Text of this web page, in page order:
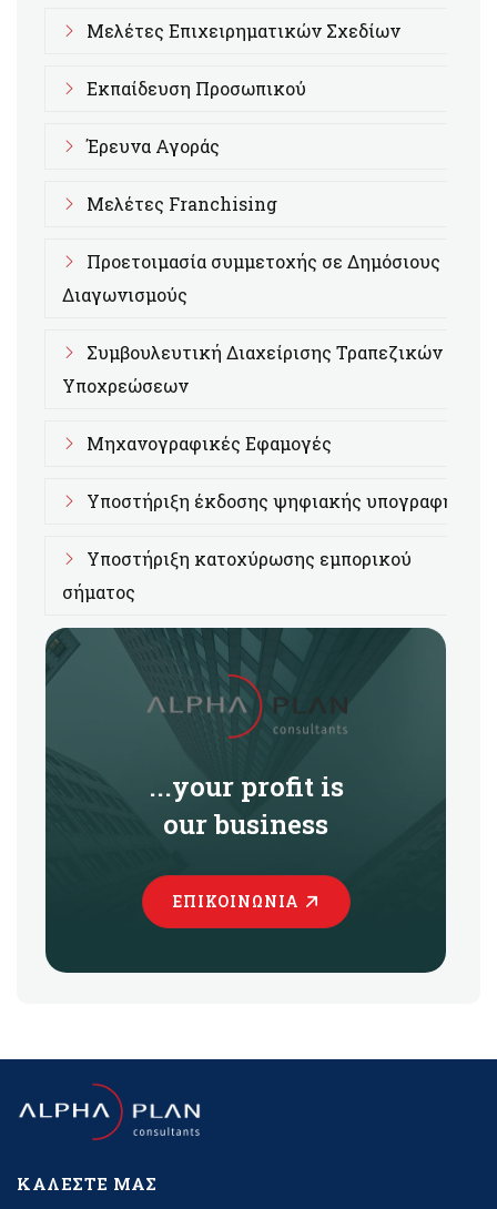
Μελέτες Επιχειρηματικών Σχεδίων
Εκπαίδευση Προσωπικού
Έρευνα Αγοράς
Μελέτες Franchising
Προετοιμασία συμμετοχής σε Δημόσιους
Διαγωνισμούς
Συμβουλευτική Διαχείρισης Τραπεζικών
Υποχρεώσεων
Μηχανογραφικές Εφαμογές
Υποστήριξη έκδοσης ψηφιακής υπογραφής
Υποστήριξη κατοχύρωσης εμπορικού
σήματος
...your profit is
our business
ΕΠΙΚΟΙΝΩΝΊΑ
ΚΑΛΈΣΤΕ ΜΑΣ